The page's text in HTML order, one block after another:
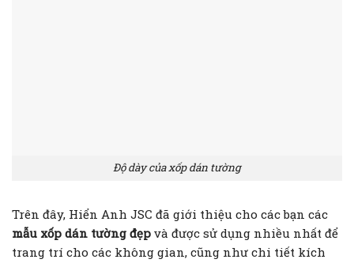
Độ dày của xốp dán tường
Trên đây, Hiển Anh JSC đã giới thiệu cho các bạn các
mẫu xốp dán tường đẹp và được sử dụng nhiều nhất để
trang trí cho các không gian, cũng như chi tiết kích